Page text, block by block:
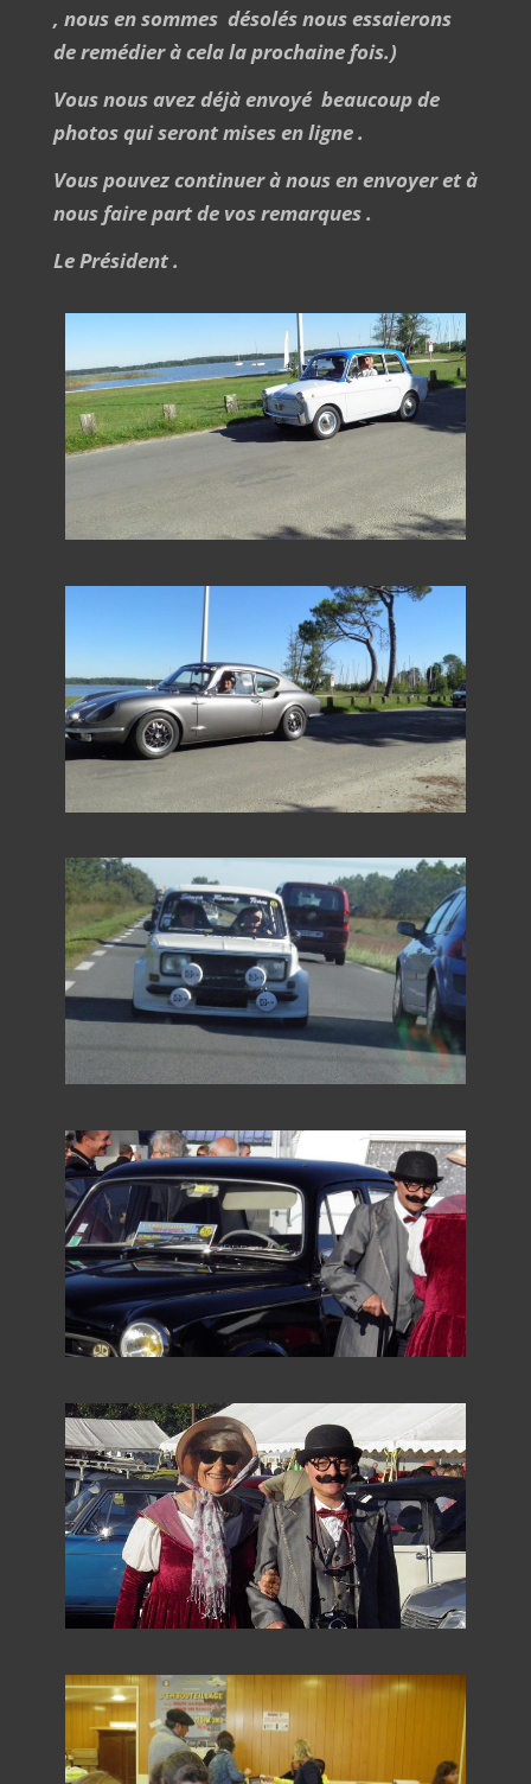
, nous en sommes désolés nous essaierons
de remédier à cela la prochaine fois.)
Vous nous avez déjà envoyé beaucoup de
photos qui seront mises en ligne .
Vous pouvez continuer à nous en envoyer et à
nous faire part de vos remarques .
Le Président .